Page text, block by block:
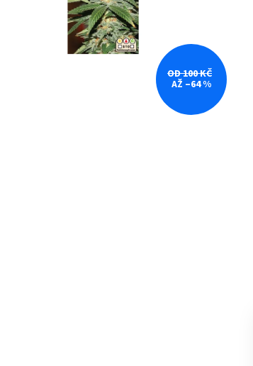
OD 100 KČ
AŽ –64 %